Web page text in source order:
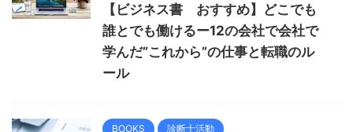
【ビジネス書 おすすめ】どこでも
誰とでも働けるー12の会社で会社で
学んだ”これから”の仕事と転職のル
ール
BOOKS 診断士活動